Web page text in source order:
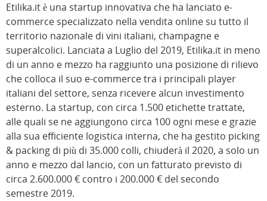
Etilika.it è una startup innovativa che ha lanciato e-
commerce specializzato nella vendita online su tutto il
territorio nazionale di vini italiani, champagne e
superalcolici. Lanciata a Luglio del 2019, Etilika.it in meno
di un anno e mezzo ha raggiunto una posizione di rilievo
che colloca il suo e-commerce tra i principali player
italiani del settore, senza ricevere alcun investimento
esterno. La startup, con circa 1.500 etichette trattate,
alle quali se ne aggiungono circa 100 ogni mese e grazie
alla sua efficiente logistica interna, che ha gestito picking
& packing di più di 35.000 colli, chiuderà il 2020, a solo un
anno e mezzo dal lancio, con un fatturato previsto di
circa 2.600.000 € contro i 200.000 € del secondo
semestre 2019.